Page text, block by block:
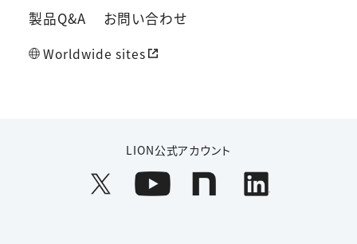
製品Q&A お問い合わせ
Worldwide sites
LION公式アカウント